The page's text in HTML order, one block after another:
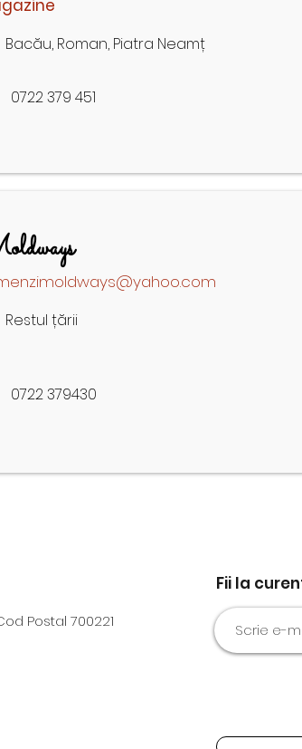
Bacău, Roman, Piatra Neamț
0722 379 451
Restul țării
0722 379430
Postal 700221
Fii la